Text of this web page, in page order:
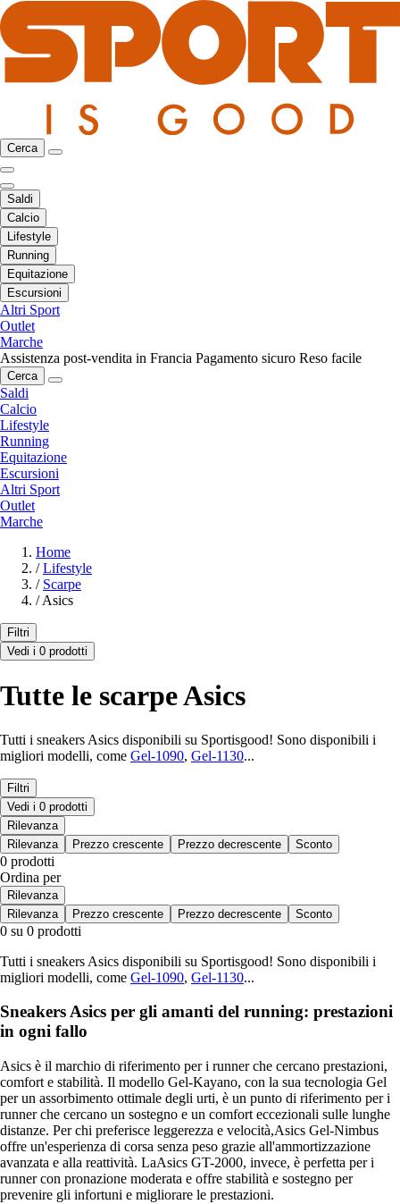
Cerca
Saldi
Calcio
Lifestyle
Running
Equitazione
Escursioni
Altri Sport
Outlet
Marche
Assistenza post-vendita in Francia Pagamento sicuro Reso facile
Cerca
Saldi
Calcio
Lifestyle
Running
Equitazione
Escursioni
Altri Sport
Outlet
Marche
Home
/ Lifestyle
/ Scarpe
/ Asics
Filtri
Vedi i 0 prodotti
Tutte le scarpe Asics
Tutti i sneakers Asics disponibili su Sportisgood! Sono disponibili i
migliori modelli, come Gel-1090, Gel-1130...
Filtri
Vedi i 0 prodotti
Rilevanza
Rilevanza
Prezzo crescente Prezzo decrescente Sconto
0 prodotti
Ordina per
Rilevanza
Rilevanza
Prezzo crescente Prezzo decrescente Sconto
0 su 0 prodotti
Tutti i sneakers Asics disponibili su Sportisgood! Sono disponibili i
migliori modelli, come Gel-1090, Gel-1130...
Sneakers Asics per gli amanti del running: prestazioni
in ogni fallo
Asics è il marchio di riferimento per i runner che cercano prestazioni,
comfort e stabilità. Il modello Gel-Kayano, con la sua tecnologia Gel
per un assorbimento ottimale degli urti, è un punto di riferimento per i
runner che cercano un sostegno e un comfort eccezionali sulle lunghe
distanze. Per chi preferisce leggerezza e velocità,Asics Gel-Nimbus
offre un'esperienza di corsa senza peso grazie all'ammortizzazione
avanzata e alla reattività. LaAsics GT-2000, invece, è perfetta per i
runner con pronazione moderata e offre stabilità e sostegno per
prevenire gli infortuni e migliorare le prestazioni.